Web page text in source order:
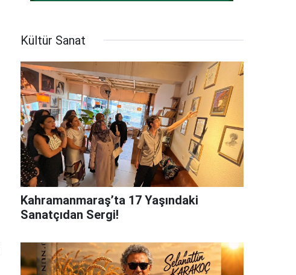
Kültür Sanat
Kahramanmaraş’ta 17 Yaşındaki
Sanatçıdan Sergi!